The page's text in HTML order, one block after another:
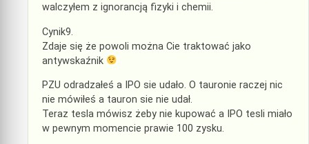
walczyłem z ignorancją fizyki i chemii.
Cynik9.
Zdaje się że powoli można Cie traktować jako
antywskaźnik
PZU odradzałeś a IPO sie udało. O tauronie raczej nic
nie mówiłeś a tauron sie nie udał.
Teraz tesla mówisz żeby nie kupować a IPO tesli miało
w pewnym momencie prawie 100 zysku.